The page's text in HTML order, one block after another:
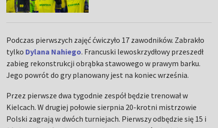
Podczas pierwszych zajęć ćwiczyło 17 zawodników. Zabrakło
tylko Dylana Nahiego. Francuski lewoskrzydłowy przeszedł
zabieg rekonstrukcji obrąbka stawowego w prawym barku.
Jego powrót do gry planowany jest na koniec września.
Przez pierwsze dwa tygodnie zespół będzie trenował w
Kielcach. W drugiej połowie sierpnia 20-krotni mistrzowie
Polski zagrają w dwóch turniejach. Pierwszy odbędzie się 15 i